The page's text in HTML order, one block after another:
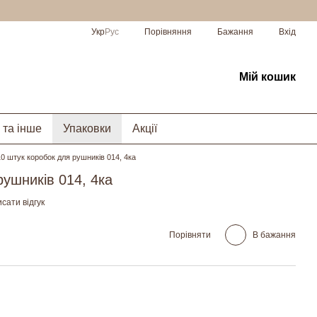
УкрРус Порівняння Бажання Вхід
Мій кошик
інше Упаковки Акції
штук коробок для рушників 014, 4ка
014, 4ка
відгук
Порівняти В бажання